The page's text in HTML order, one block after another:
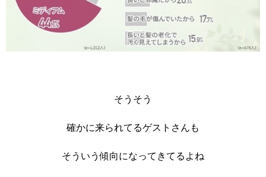
そうそう
確かに来られてるゲストさんも
そういう傾向になってきてるよね